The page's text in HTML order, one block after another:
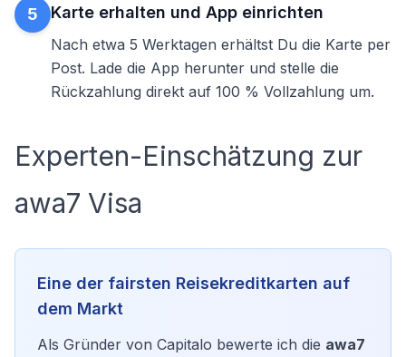
5 Karte erhalten und App einrichten
Nach etwa 5 Werktagen erhältst Du die Karte per
Post. Lade die App herunter und stelle die
Rückzahlung direkt auf 100 % Vollzahlung um.
Experten-Einschätzung zur
awa7 Visa
Eine der fairsten Reisekreditkarten auf
dem Markt
Als Gründer von Capitalo bewerte ich die awa7